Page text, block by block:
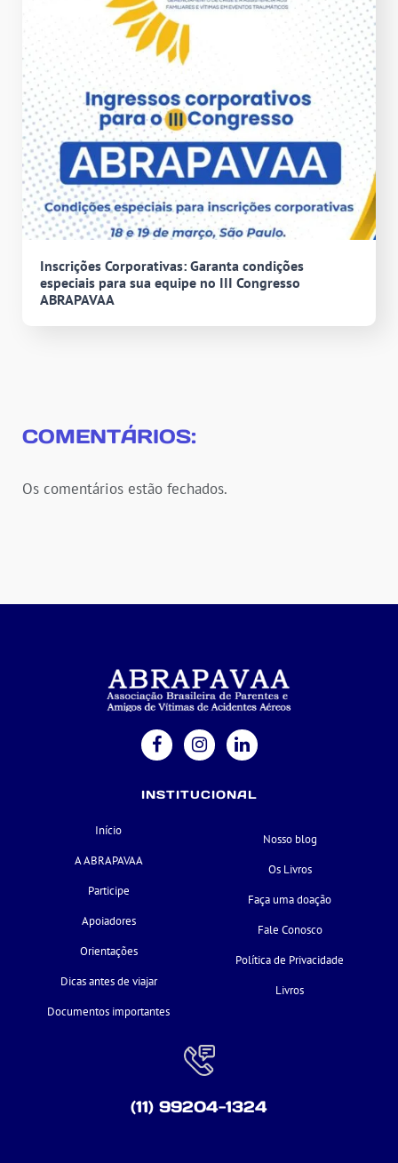
Inscrições Corporativas: Garanta condições
especiais para sua equipe no III Congresso
ABRAPAVAA
COMENTÁRIOS:
Os comentários estão fechados.
INSTITUCIONAL
Início
A ABRAPAVAA
Participe
Apoiadores
Orientações
Dicas antes de viajar
Documentos importantes
Nosso blog
Os Livros
Faça uma doação
Fale Conosco
Política de Privacidade
Livros
(11) 99204-1324